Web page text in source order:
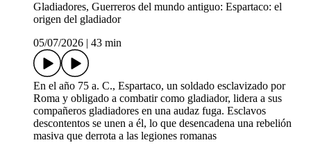
Gladiadores, Guerreros del mundo antiguo: Espartaco: el
origen del gladiador
05/07/2026
43 min
En el año 75 a. C., Espartaco, un soldado esclavizado por
Roma y obligado a combatir como gladiador, lidera a sus
compañeros gladiadores en una audaz fuga. Esclavos
descontentos se unen a él, lo que desencadena una rebelión
masiva que derrota a las legiones romanas